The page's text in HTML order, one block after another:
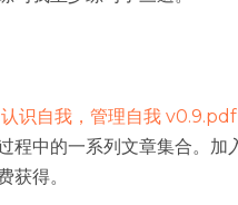
识自我，管理自我 v0.9.pdf
程中的一系列文章集合。加
获得。